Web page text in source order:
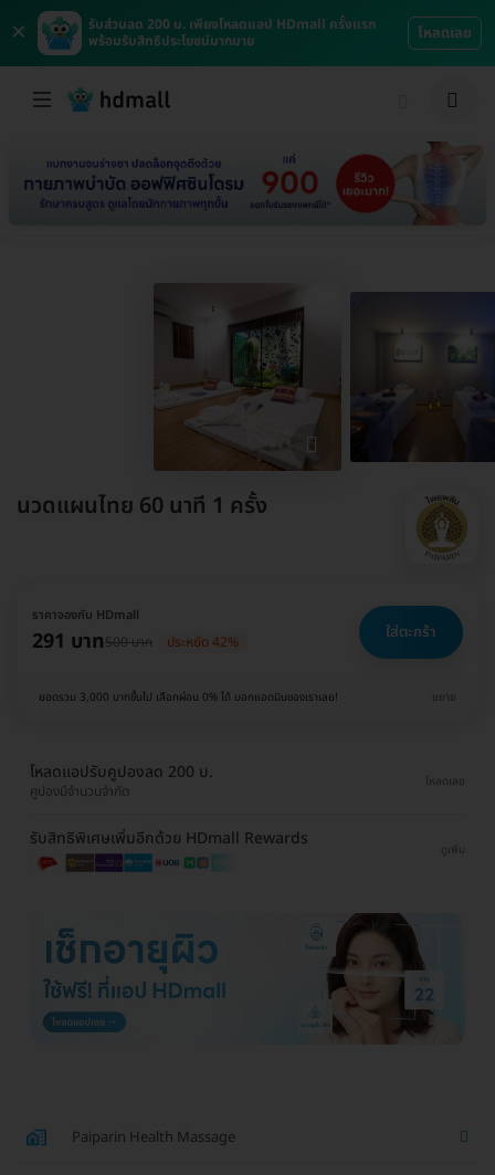
×
รับส่วนลด 200 บ. เพียงโหลดแอป HDmall ครั้งแรก
พร้อมรับสิทธิประโยชน์มากมาย
โหลดเลย
นวดแผนไทย 60 นาที 1 ครั้ง
ราคาจองกับ HDmall
291 บาท500 บาท ประหยัด 42% ใส่ตะกร้า
ยอดรวม 3,000 บาทขึ้นไป เลือกผ่อน 0% ได้ บอกแอดมินของเราเลย! ขยาย
โหลดแอปรับคูปองลด 200 บ.
คูปองมีจำนวนจำกัด
โหลดเลย
รับสิทธิพิเศษเพิ่มอีกด้วย HDmall Rewards
ดูเพิ่ม
Paiparin Health Massage